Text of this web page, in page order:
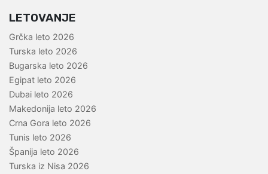
LETOVANJE
Grčka leto 2026
Turska leto 2026
Bugarska leto 2026
Egipat leto 2026
Dubai leto 2026
Makedonija leto 2026
Crna Gora leto 2026
Tunis leto 2026
Španija leto 2026
Turska iz Nisa 2026